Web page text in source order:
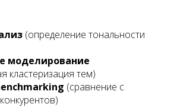
(определение тональности
моделирование
кластеризация тем)
(сравнение с